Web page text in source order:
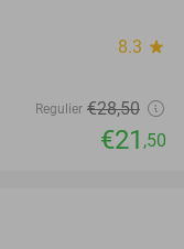
8.3 star
Regulier €28,50
€21 ,50